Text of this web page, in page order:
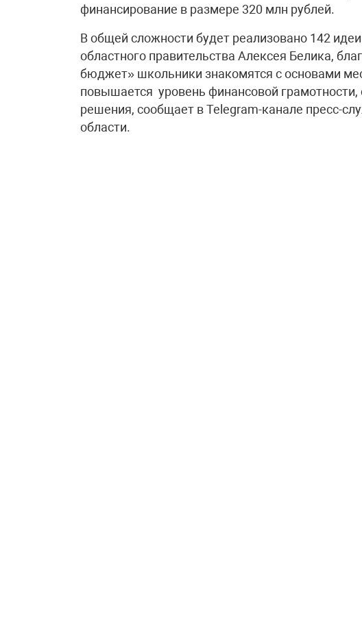
финансирование в размере 320 млн рублей.
В общей сложности будет реализовано 142
областного правительства Алексея Белика,
бюджет» школьники знакомятся с основами
повышается уровень финансовой
решения, сообщает в Telegram-канале пресс-
области.